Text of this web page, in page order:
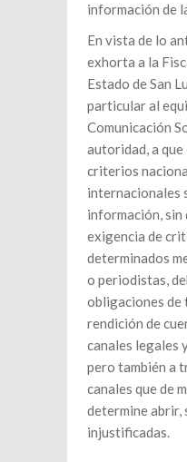
información de
En vista de lo
exhorta a la
Estado de San
particular al
Comunicación
autoridad, a que
criterios
internacionales
información, sin
exigencia de
determinados
o periodistas,
obligaciones de
rendición de
canales legales
pero también a
canales que de
determine abrir,
injustificadas.